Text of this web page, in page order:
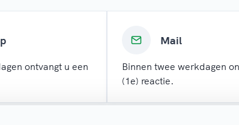
ontvangt u een
Mail
Binnen twee werkdagen
(1e) reactie.